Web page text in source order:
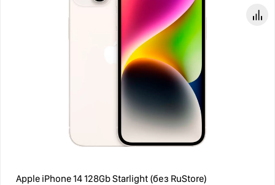
Apple iPhone 14 128Gb Starlight (без RuStore)